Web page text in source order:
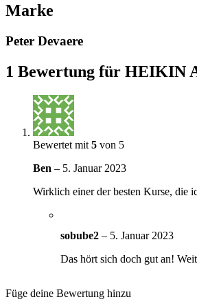
Marke
Peter Devaere
1 Bewertung für HEIKIN
Bewertet mit 5 von 5
Ben – 5. Januar 2023
Wirklich einer der besten Kurse, die
sobube2 – 5. Januar 2023
Das hört sich doch gut an!
Füge deine Bewertung hinzu